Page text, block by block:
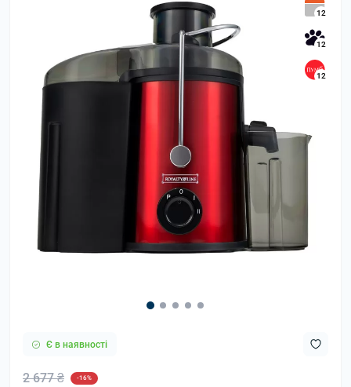
12
12
12
Є в наявності
2 677 ₴ -16%